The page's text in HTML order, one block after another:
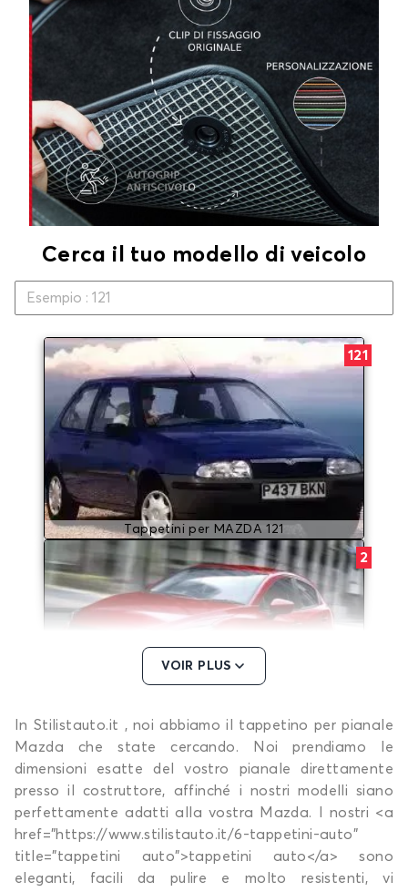
Cerca il tuo modello di veicolo
121
Tappetini per MAZDA 121
2
Tappetini per MAZDA 2
VOIR PLUS
In Stilistauto.it , noi abbiamo il tappetino per pianale
Mazda che state cercando. Noi prendiamo le
dimensioni esatte del vostro pianale direttamente
presso il costruttore, affinché i nostri modelli siano
perfettamente adatti alla vostra Mazda. I nostri <a
href="https://www.stilistauto.it/6-tappetini-auto"
title="tappetini auto">tappetini auto</a> sono
eleganti, facili da pulire e molto resistenti, vi